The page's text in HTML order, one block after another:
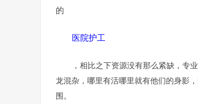
的
医院护工
，相比之下资源没有那么紧缺，专
龙混杂，哪里有活哪里就有他们的身影
围。